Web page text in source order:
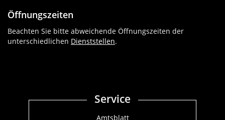
Öffnungszeiten
Beachten Sie bitte abweichende Öffnungszeiten der
unterschiedlichen Dienststellen.
Service
Amtsblatt